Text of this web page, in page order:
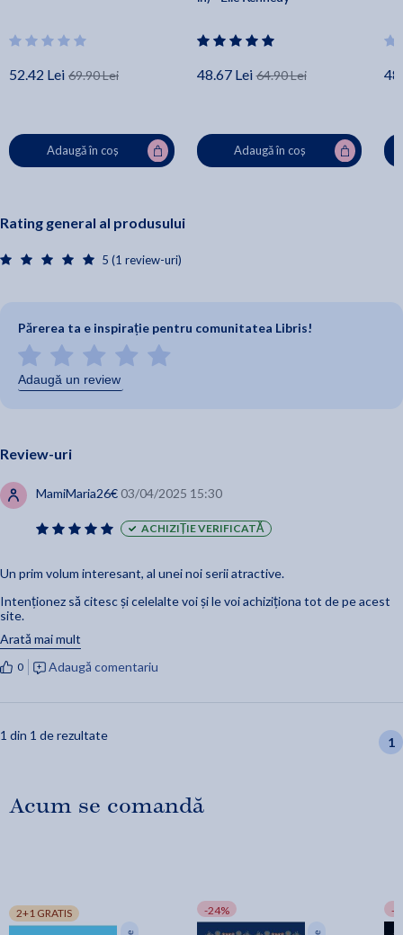
52.42 Lei 69.90 Lei
Adaugă în coș
48.67 Lei 64.90 Lei
Adaugă în coș
Rating general al produsului
5 (1 review-uri)
Părerea ta e inspirație pentru comunitatea Libris!
Adaugă un review
Review-uri
MamiMaria26€ 03/04/2025 15:30
ACHIZIȚIE VERIFICATĂ
Un prim volum interesant, al unei noi serii atractive.
Intenționez să citesc și celelalte voi și le voi achiziționa tot de pe acest
site.
O zi frumoasă tuturor celor care iubesc lectura!
Arată mai mult
0 Adaugă comentariu
1 din 1 de rezultate 1
Acum se comandă
2+1 GRATIS -24% -